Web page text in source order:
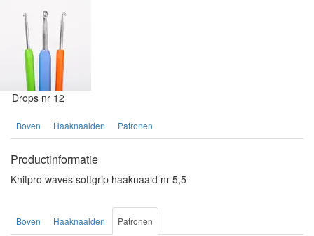
Drops nr 12
Boven Haaknaalden Patronen
Productinformatie
Knitpro waves softgrip haaknaald nr 5,5
Boven Haaknaalden Patronen